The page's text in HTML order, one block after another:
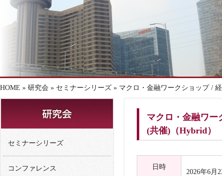
HOME » 研究会 » セミナーシリーズ » マクロ・金融ワークショップ /
セミナーシリーズ
コンファレンス
マクロ・金融ワー
(共催)（Hybrid）
日時
2026年6月